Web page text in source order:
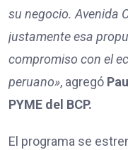
su negocio. Avenida
justamente esa
compromiso con el
peruano», agregó Paul
PYME del BCP.
El programa se